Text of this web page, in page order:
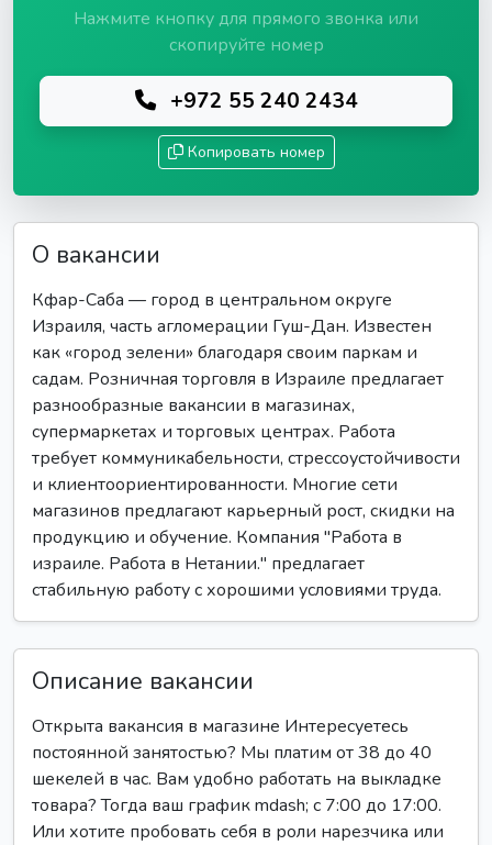
Нажмите кнопку для прямого звонка или
скопируйте номер
+972 55 240 2434
Копировать номер
О вакансии
Кфар-Саба — город в центральном округе
Израиля, часть агломерации Гуш-Дан. Известен
как «город зелени» благодаря своим паркам и
садам. Розничная торговля в Израиле предлагает
разнообразные вакансии в магазинах,
супермаркетах и торговых центрах. Работа
требует коммуникабельности, стрессоустойчивости
и клиентоориентированности. Многие сети
магазинов предлагают карьерный рост, скидки на
продукцию и обучение. Компания "Работа в
израиле. Работа в Нетании." предлагает
стабильную работу с хорошими условиями труда.
Описание вакансии
Открыта вакансия в магазине Интересуетесь
постоянной занятостью? Мы платим от 38 до 40
шекелей в час. Вам удобно работать на выкладке
товара? Тогда ваш график mdash; с 7:00 до 17:00.
Или хотите пробовать себя в роли нарезчика или